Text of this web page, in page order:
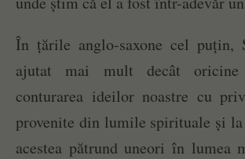
În țările anglo-saxone cel puțin,
ajutat mai mult decât
conturarea ideilor noastre cu
provenite din lumile spirituale și
acestea pătrund uneori în lumea